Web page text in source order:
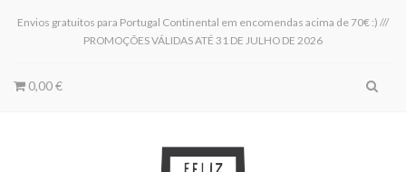
Envios gratuitos para Portugal Continental em encomendas acima de 70€ :) ///
PROMOÇÕES VÁLIDAS ATÉ 31 DE JULHO DE 2026
0,00 €